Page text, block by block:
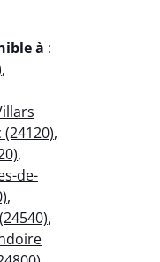
à :
,
(24120),
,
de-
,
,